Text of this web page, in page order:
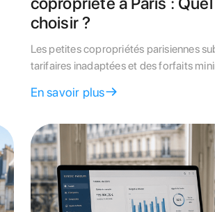
choisir ?
Les petites copropriétés parisiennes
tarifaires inadaptées et des forfaits
pour optimiser le budget de votre petit
En savoir plus